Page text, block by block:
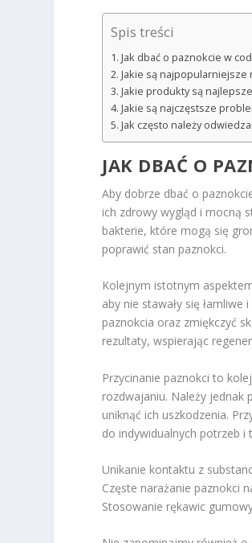
Spis treści
Jak dbać o paznokcie w
Jakie są najpopularniejsze
Jakie produkty są
Jakie są najczęstsze
Jak często należy
JAK DBAĆ O
Aby dobrze dbać o
ich zdrowy wygląd i mocną
bakterie, które mogą się
poprawić stan paznokci.
Kolejnym istotnym
aby nie stawały się
paznokcia oraz zmiękczyć
rezultaty, wspierając
Przycinanie paznokci to
rozdwajaniu. Należy jednak
uniknąć ich uszkodzenia.
do indywidualnych potrzeb i
Unikanie kontaktu z
Częste narażanie paznokci
Stosowanie rękawic